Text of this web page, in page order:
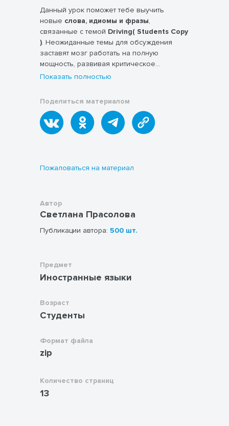
Данный урок поможет тебе выучить
новые слова, идиомы и фразы,
связанные с темой Driving( Students Copy
). Неожиданные темы для обсуждения
заставят мозг работать на полную
мощность, развивая критическое
мышление и помогая достичь желаемого
содержательные видео помогут улучшить
навыки аудирования, делая процесс
обучения увлекательным и приятным. Этот
Показать полностью
Поделиться материалом
Пожаловаться на материал
Автор
Светлана Прасолова
Публикации автора: 500 шт.
Предмет
Иностранные языки
Возраст
Студенты
Формат файла
zip
Количество страниц
13